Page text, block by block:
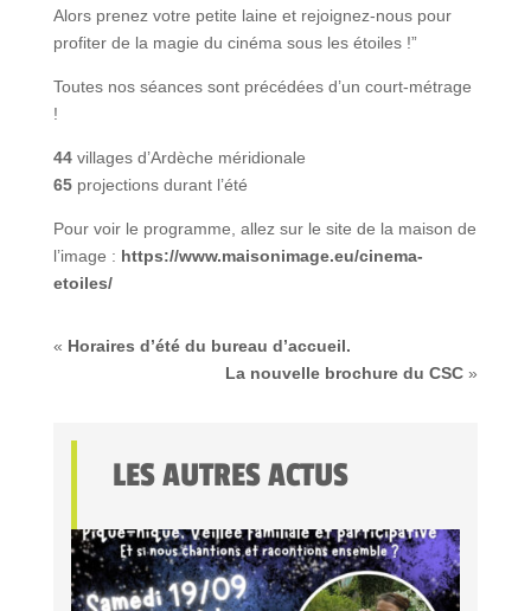
Alors prenez votre petite laine et rejoignez-nous pour
profiter de la magie du cinéma sous les étoiles !”
Toutes nos séances sont précédées d’un court-métrage
!
44villages d’Ardèche méridionale
65 projections durant l’été
Pour voir le programme, allez sur le site de la maison de
l’image : https://www.maisonimage.eu/cinema-
etoiles/
« Horaires d’été du bureau d’accueil.
La nouvelle brochure du CSC »
LES AUTRES ACTUS